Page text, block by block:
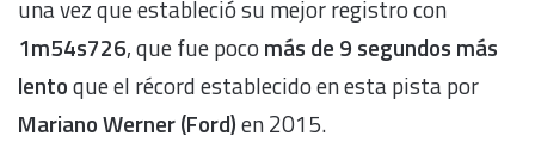
una vez que estableció su mejor registro con
1m54s726, que fue poco más de 9 segundos más
lentoque el récord establecido en esta pista por
Mariano Werner (Ford)en 2015.